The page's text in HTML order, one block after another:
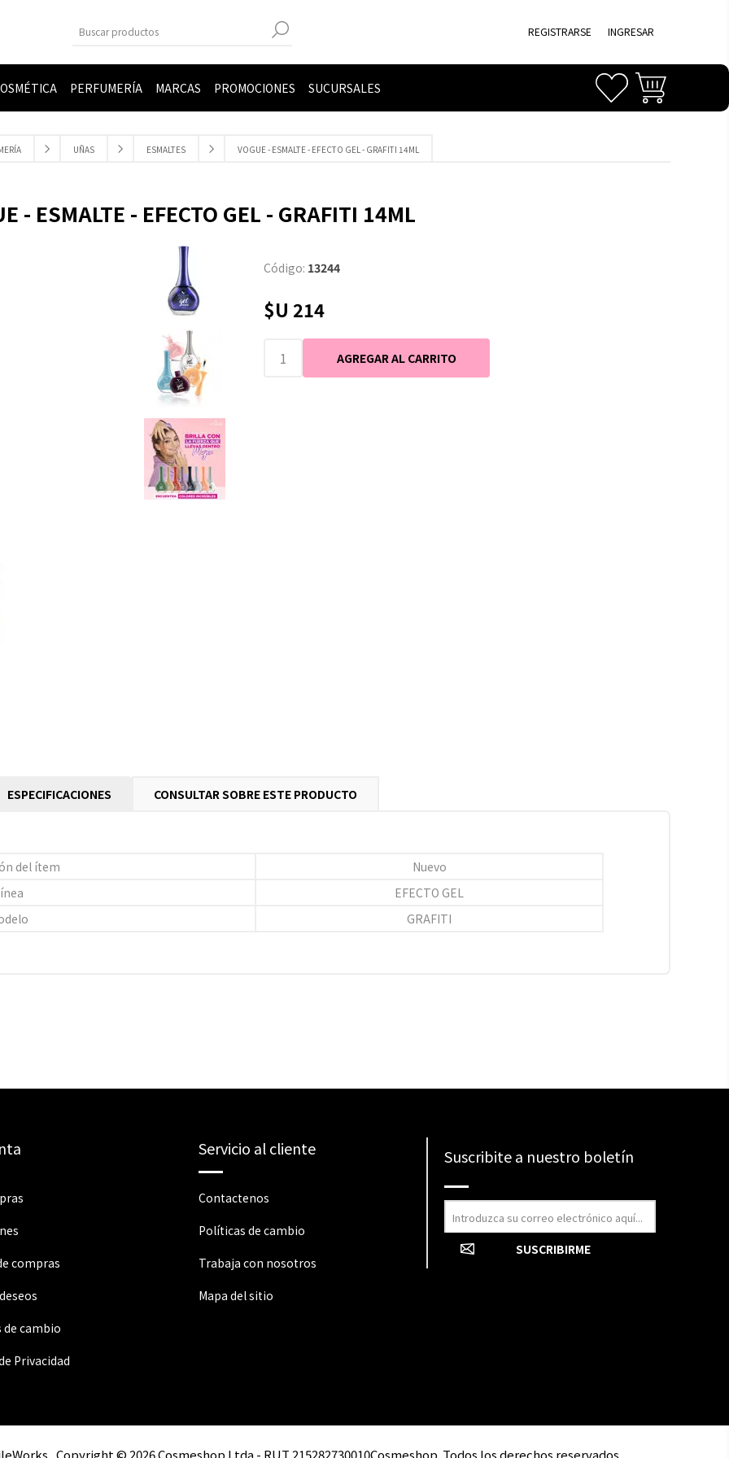
REGISTRARSE INGRESAR
PERFUMERÍA MARCAS PROMOCIONES SUCURSALES
UÑAS ESMALTES VOGUE - ESMALTE - EFECTO GEL - GRAFITI 14ML
- ESMALTE - EFECTO GEL - GRAFITI 14ML
Código: 13244
$U 214
ESPECIFICACIONES CONSULTAR SOBRE ESTE PRODUCTO
del ítem
Nuevo
EFECTO GEL
GRAFITI
compras
de cambio
Privacidad
Servicio al cliente
Contactenos
Políticas de cambio
Trabaja con nosotros
Mapa del sitio
Suscribite a nuestro boletín
Copyright © 2026 Cosmeshop Ltda - RUT 215282730010Cosmeshop. Todos los derechos reservados.